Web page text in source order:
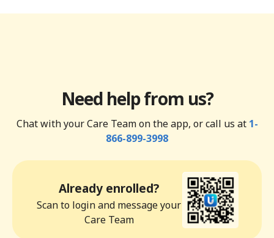
Need help from us?
Chat with your Care Team on the app, or call us at 1-
866-899-3998
Already enrolled?
Scan to login and message your
Care Team